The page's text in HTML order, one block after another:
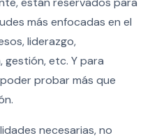
más enfocadas en el
liderazgo,
gestión, etc. Y para
probar más que
necesarias, no